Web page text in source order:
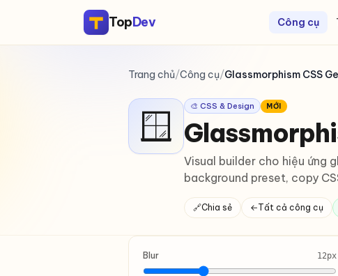
TopDev Công cụ
Trang chủ/Công cụ/Glassmorphism CSS
🪟 🎨 CSS & Design MỚI
Visual builder cho hiệu ứng
background preset, copy
🔗Chia sẻ ←Tất cả công cụ
Blur 12px